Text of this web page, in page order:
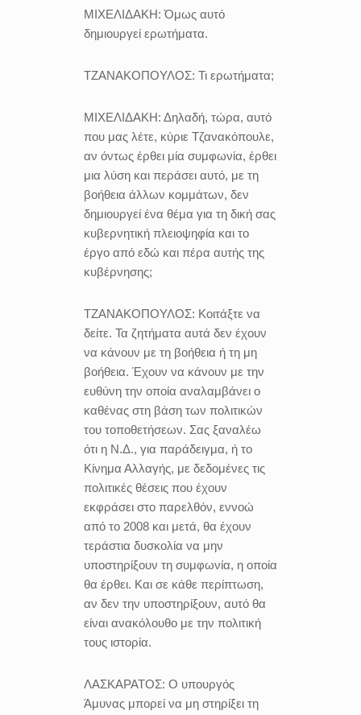
ΜΙΧΕΛΙΔΑΚΗ:Όμως αυτό
δημιουργεί ερωτήματα.
ΤΖΑΝΑΚΟΠΟΥΛΟΣ: Τι ερωτήματα;
ΜΙΧΕΛΙΔΑΚΗ: Δηλαδή, τώρα, αυτό
που μας λέτε, κύριε Τζανακόπουλε,
αν όντως έρθει μία συμφωνία, έρθει
μια λύση και περάσει αυτό, με τη
βοήθεια άλλων κομμάτων, δεν
δημιουργεί ένα θέμα για τη δική σας
κυβερνητική πλειοψηφία και το
έργο από εδώ και πέρα αυτής της
κυβέρνησης;
ΤΖΑΝΑΚΟΠΟΥΛΟΣ: Κοιτάξτε να
δείτε. Τα ζητήματα αυτά δεν έχουν
να κάνουν με τη βοήθεια ή τη μη
βοήθεια. Έχουν να κάνουν με την
ευθύνη την οποία αναλαμβάνει ο
καθένας στη βάση των πολιτικών
του τοποθετήσεων. Σας ξαναλέω
ότι η Ν.Δ., για παράδειγμα, ή το
Κίνημα Αλλαγής, με δεδομένες τις
πολιτικές θέσεις που έχουν
εκφράσει στο παρελθόν, εννοώ
από το 2008 και μετά, θα έχουν
τεράστια δυσκολία να μην
υποστηρίξουν τη συμφωνία, η οποία
θα έρθει. Και σε κάθε περίπτωση,
αν δεν την υποστηρίξουν, αυτό θα
είναι ανακόλουθο με την πολιτική
τους ιστορία.
ΛΑΣΚΑΡΑΤΟΣ: Ο υπουργός
Άμυνας μπορεί να μη στηρίξει τη